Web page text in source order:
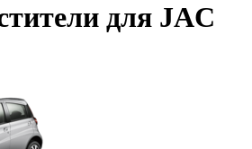
для JAC